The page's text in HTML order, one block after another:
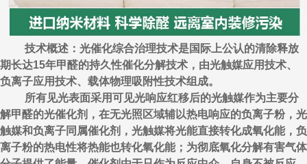
技术概述：光催化综合治理技术是国际上公认的清除释放
期长达15年甲醛的持久性催化分解技术，由光触媒应用技术、
负离子应用技术、载体物理吸附性技术组成。
所有见光表面采用可见光响应红移后的光触媒作为主要分
解甲醛的光催化剂，在无光照区域辅以热电响应的负离子粉，光
触媒和负离子同属催化剂，光触媒将光能直接转化成氧化能，负
离子粉的热电性将热能也转化氧化能；为彻底氧化分解有害气体